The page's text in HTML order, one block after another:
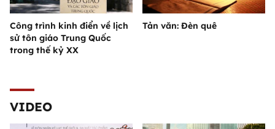
Công trình kinh điển về lịch
sử tôn giáo Trung Quốc
trong thế kỷ XX
Tản văn: Đèn quê
VIDEO